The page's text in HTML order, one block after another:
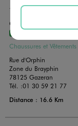
GEMO RAMBOUILLET
Chaussures et Vêtements
Rue d'Orphin
Zone du Brayphin
78125 Gazeran
Tél. :01 30 59 21 77
Distance : 16.6 Km